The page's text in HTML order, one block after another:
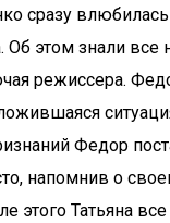
сразу
Об этом знали все
режиссера.
Федор
напомнив о
этого Татьяна